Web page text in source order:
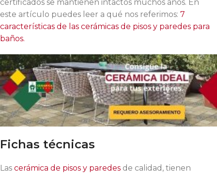
certificados se mantienen intactos muchos años. En
este artículo puedes leer a qué nos referimos: 7
características de las cerámicas de pisos y paredes para
baños.
Fichas técnicas
Las cerámica de pisos y paredes de calidad, tienen